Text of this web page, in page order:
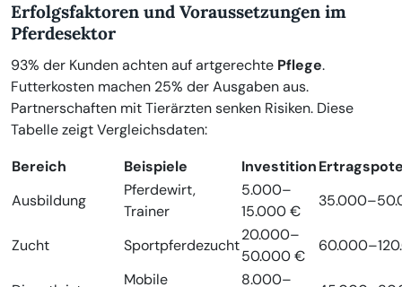
Erfolgsfaktoren und Voraussetzungen im
Pferdesektor
93% der Kunden achten auf artgerechte Pflege.
Futterkosten machen 25% der Ausgaben aus.
Partnerschaften mit Tierärzten senken Risiken. Diese
Tabelle zeigt Vergleichsdaten:
Bereich
Beispiele Investition
Ausbildung
Pferdewirt,
Trainer
5.000–
15.000 €
Zucht Sportpferdezucht
20.000–
50.000 €
Mobile
8.000–